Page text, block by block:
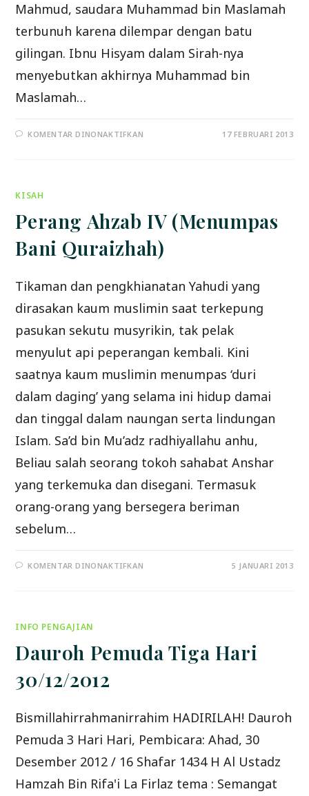
Mahmud, saudara Muhammad bin Maslamah
terbunuh karena dilempar dengan batu
gilingan. Ibnu Hisyam dalam Sirah-nya
menyebutkan akhirnya Muhammad bin
Maslamah…
KOMENTAR DINONAKTIFKAN 17 FEBRUARI 2013
KISAH
Perang Ahzab IV (Menumpas
Bani Quraizhah)
Tikaman dan pengkhianatan Yahudi yang
dirasakan kaum muslimin saat terkepung
pasukan sekutu musyrikin, tak pelak
menyulut api peperangan kembali. Kini
saatnya kaum muslimin menumpas ‘duri
dalam daging’ yang selama ini hidup damai
dan tinggal dalam naungan serta lindungan
Islam. Sa’d bin Mu’adz radhiyallahu anhu,
Beliau salah seorang tokoh sahabat Anshar
yang terkemuka dan disegani. Termasuk
orang-orang yang bersegera beriman
sebelum…
KOMENTAR DINONAKTIFKAN 5 JANUARI 2013
INFO PENGAJIAN
Dauroh Pemuda Tiga Hari
30/12/2012
Bismillahirrahmanirrahim HADIRILAH! Dauroh
Pemuda 3 Hari Hari, Pembicara: Ahad, 30
Desember 2012 / 16 Shafar 1434 H Al Ustadz
Hamzah Bin Rifa'i La Firlaz tema : Semangat